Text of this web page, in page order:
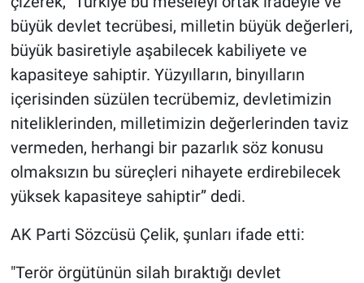
büyük devlet tecrübesi, milletin büyük değerleri,
büyük basiretiyle aşabilecek kabiliyete ve
kapasiteye sahiptir. Yüzyılların, binyılların
içerisinden süzülen tecrübemiz, devletimizin
niteliklerinden, milletimizin değerlerinden taviz
vermeden, herhangi bir pazarlık söz konusu
olmaksızın bu süreçleri nihayete erdirebilecek
yüksek kapasiteye sahiptir” dedi.
AK Parti Sözcüsü Çelik, şunları ifade etti:
"Terör örgütünün silah bıraktığı devlet